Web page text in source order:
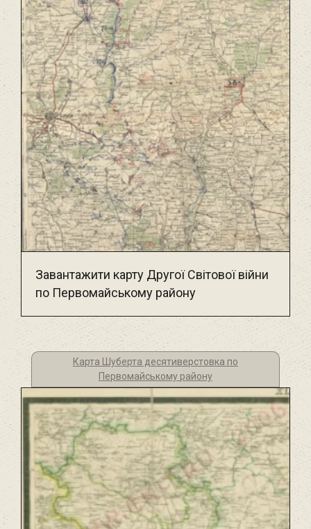
Завантажити карту Другої Світової війни
по Первомайському району
Карта Шуберта десятиверстовка по
Первомайському району